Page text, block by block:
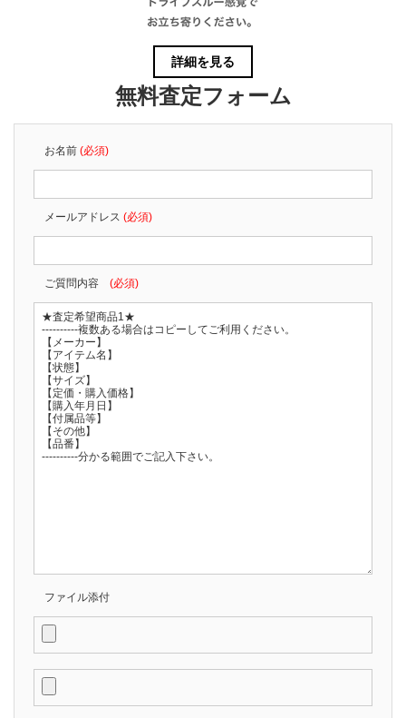
詳細を見る
無料査定フォーム
お名前 (必須)
メールアドレス (必須)
ご質問内容 (必須)
ファイル添付